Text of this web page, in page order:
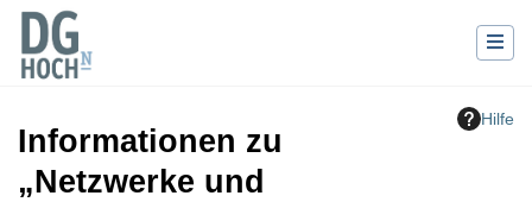
Hilfe
Informationen zu
„Netzwerke und